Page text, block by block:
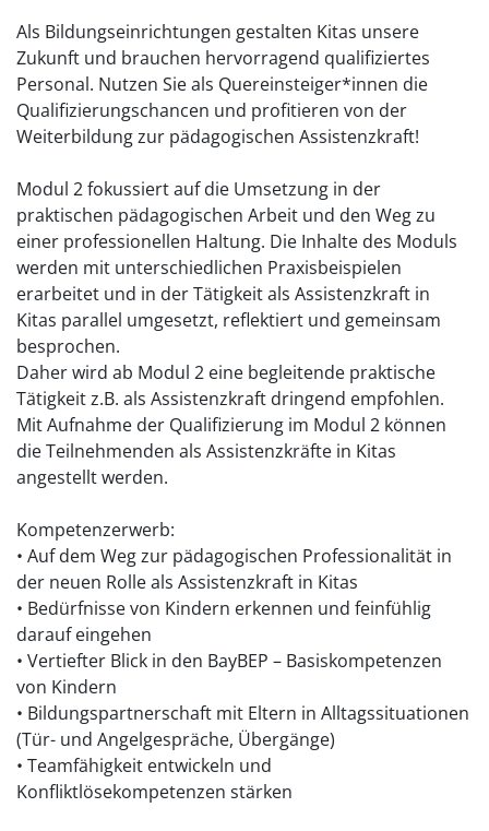
Als Bildungseinrichtungen gestalten Kitas unsere
Zukunft und brauchen hervorragend qualifiziertes
Personal. Nutzen Sie als Quereinsteiger*innen die
Qualifizierungschancen und profitieren von der
Weiterbildung zur pädagogischen Assistenzkraft!
Modul 2 fokussiert auf die Umsetzung in der
praktischen pädagogischen Arbeit und den Weg zu
einer professionellen Haltung. Die Inhalte des Moduls
werden mit unterschiedlichen Praxisbeispielen
erarbeitet und in der Tätigkeit als Assistenzkraft in
Kitas parallel umgesetzt, reflektiert und gemeinsam
besprochen.
Daher wird ab Modul 2 eine begleitende praktische
Tätigkeit z.B. als Assistenzkraft dringend empfohlen.
Mit Aufnahme der Qualifizierung im Modul 2 können
die Teilnehmenden als Assistenzkräfte in Kitas
angestellt werden.
Kompetenzerwerb:
• Auf dem Weg zur pädagogischen Professionalität in
der neuen Rolle als Assistenzkraft in Kitas
• Bedürfnisse von Kindern erkennen und feinfühlig
darauf eingehen
• Vertiefter Blick in den BayBEP – Basiskompetenzen
von Kindern
• Bildungspartnerschaft mit Eltern in Alltagssituationen
(Tür- und Angelgespräche, Übergänge)
• Teamfähigkeit entwickeln und
Konfliktlösekompetenzen stärken